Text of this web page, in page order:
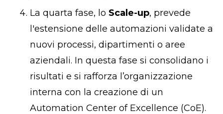
La quarta fase, lo Scale-up, prevede
l'estensione delle automazioni validate a
nuovi processi, dipartimenti o aree
aziendali. In questa fase si consolidano i
risultati e si rafforza l’organizzazione
interna con la creazione di un
Automation Center of Excellence (CoE).